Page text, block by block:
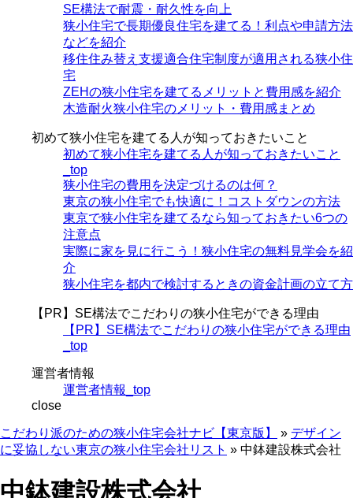
SE構法で耐震・耐久性を向上
狭小住宅で長期優良住宅を建てる！利点や申請方法
などを紹介
移住住み替え支援適合住宅制度が適用される狭小住
宅
ZEHの狭小住宅を建てるメリットと費用感を紹介
木造耐火狭小住宅のメリット・費用感まとめ
初めて狭小住宅を建てる人が知っておきたいこと
初めて狭小住宅を建てる人が知っておきたいこと
_top
狭小住宅の費用を決定づけるのは何？
東京の狭小住宅でも快適に！コストダウンの方法
東京で狭小住宅を建てるなら知っておきたい6つの
注意点
実際に家を見に行こう！狭小住宅の無料見学会を紹
介
狭小住宅を都内で検討するときの資金計画の立て方
【PR】SE構法でこだわりの狭小住宅ができる理由
【PR】SE構法でこだわりの狭小住宅ができる理由
_top
運営者情報
運営者情報_top
close
こだわり派のための狭小住宅会社ナビ【東京版】 » デザイン
に妥協しない東京の狭小住宅会社リスト » 中鉢建設株式会社
中鉢建設株式会社